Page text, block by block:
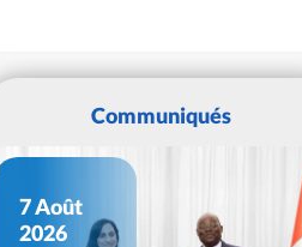
Communiqués
7 Août
2026